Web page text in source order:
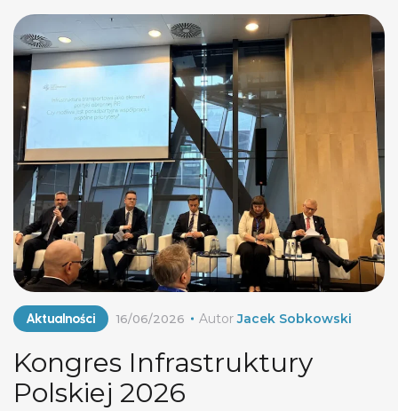
samorządowej, organizacji pozarządowych,
studentów oraz osób zawodowo związanych z
ochroną środowiska wodnego. Kongres Wodny
2026 w […]
Aktualności AutorJacek Sobkowski
16/06/2026
Kongres Infrastruktury
Polskiej 2026